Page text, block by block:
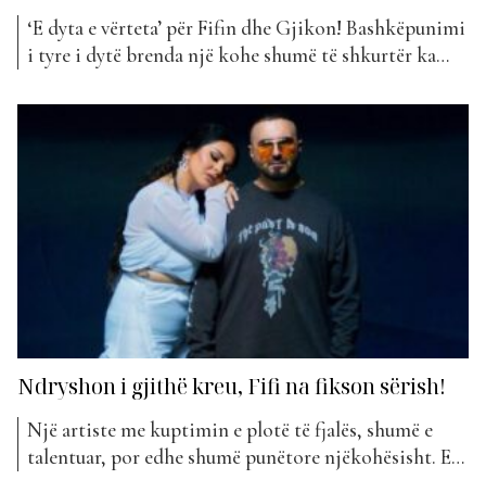
‘E dyta e vërteta’ për Fifin dhe Gjikon! Bashkëpunimi
i tyre i dytë brenda një kohe shumë të shkurtër ka
me javën e parë të publikimit, “365” ia doli që të
pozicionohej në vend të tretë të klasifikimit të “The
Ndryshon i gjithë kreu, Fifi na fikson sërish!
Një artiste me kuptimin e plotë të fjalës, shumë e
talentuar, por edhe shumë punëtore njëkohësisht. E